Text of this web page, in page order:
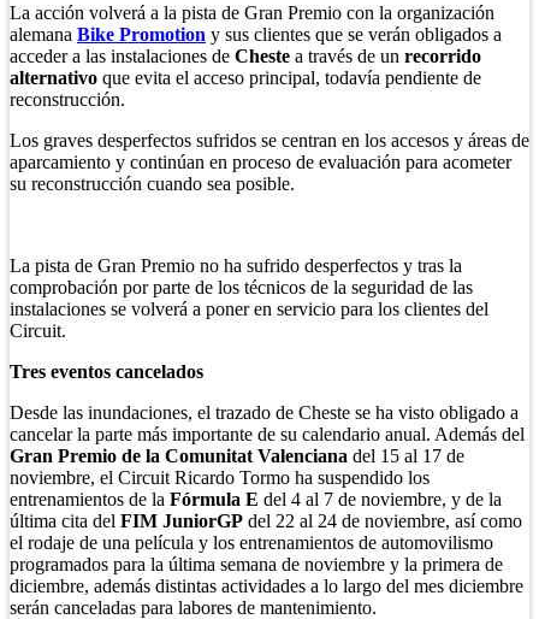
La acción volverá a la pista de Gran Premio con la organización
alemana Bike Promotion y sus clientes que se verán obligados a
acceder a las instalaciones de Cheste a través de un recorrido
alternativo que evita el acceso principal, todavía pendiente de
reconstrucción.
Los graves desperfectos sufridos se centran en los accesos y áreas de
aparcamiento y continúan en proceso de evaluación para acometer
su reconstrucción cuando sea posible.
La pista de Gran Premio no ha sufrido desperfectos y tras la
comprobación por parte de los técnicos de la seguridad de las
instalaciones se volverá a poner en servicio para los clientes del
Circuit.
Tres eventos cancelados
Desde las inundaciones, el trazado de Cheste se ha visto obligado a
cancelar la parte más importante de su calendario anual. Además del
Gran Premio de la Comunitat Valenciana del 15 al 17 de
noviembre, el Circuit Ricardo Tormo ha suspendido los
entrenamientos de la Fórmula E del 4 al 7 de noviembre, y de la
última cita del FIM JuniorGP del 22 al 24 de noviembre, así como
el rodaje de una película y los entrenamientos de automovilismo
programados para la última semana de noviembre y la primera de
diciembre, además distintas actividades a lo largo del mes diciembre
serán canceladas para labores de mantenimiento.